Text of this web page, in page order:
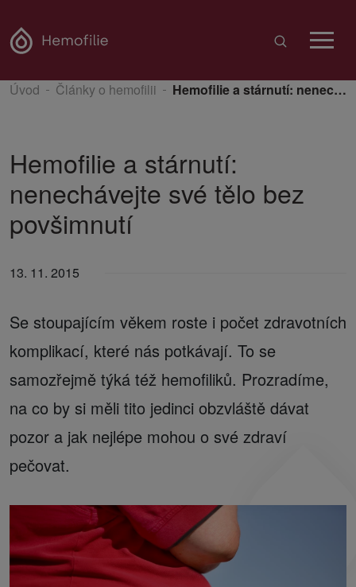
Úvod Články o hemofilii Hemofilie a stárnutí: nenechávejte své tělo bez povšimnutí
Hemofilie a stárnutí:
nenechávejte své tělo bez
povšimnutí
13. 11. 2015
Se stoupajícím věkem roste i počet zdravotních
komplikací, které nás potkávají. To se
samozřejmě týká též hemofiliků. Prozradíme,
na co by si měli tito jedinci obzvláště dávat
pozor a jak nejlépe mohou o své zdraví
pečovat.